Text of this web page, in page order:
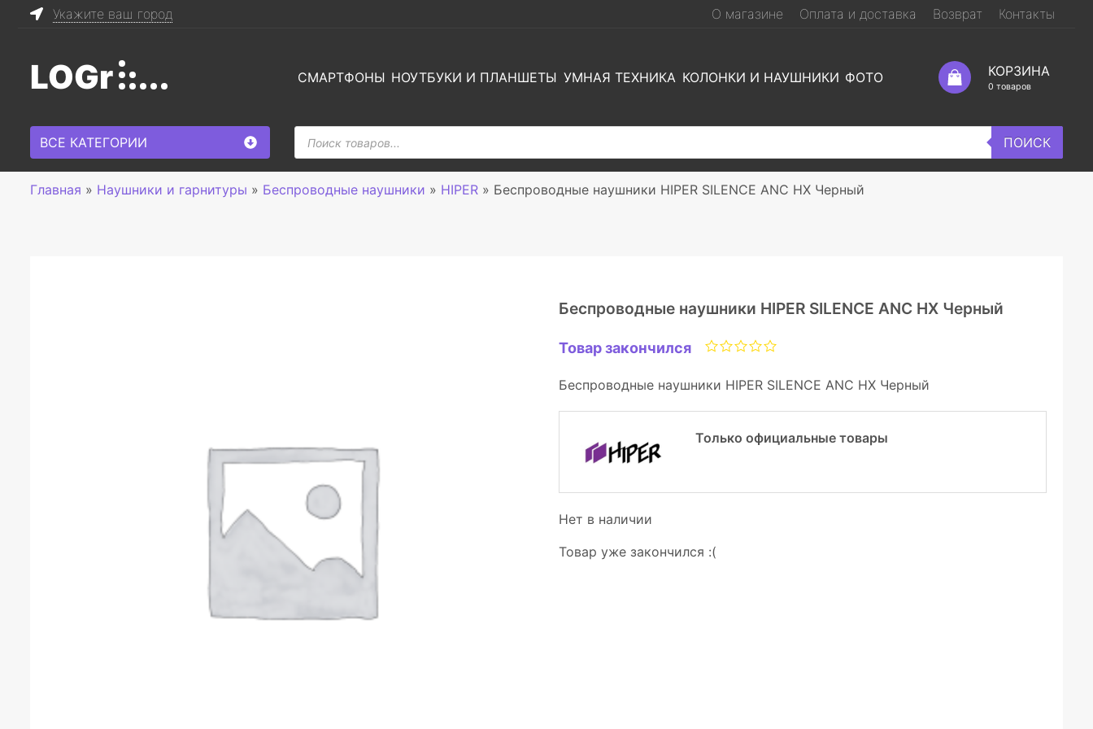
Укажите ваш город О магазине Оплата и доставка Возврат Контакты
LOGr СМАРТФОНЫ НОУТБУКИ И ПЛАНШЕТЫ УМНАЯ ТЕХНИКА КОЛОНКИ И НАУШНИКИ ФОТО КОРЗИНА
0 товаров
ВСЕ КАТЕГОРИИ
Поиск
товаров
ПОИСК
Главная » Наушники и гарнитуры » Беспроводные наушники » HIPER » Беспроводные наушники HIPER SILENCE ANC HX Черный
Беспроводные наушники HIPER SILENCE ANC HX Черный
Товар закончился
Беспроводные наушники HIPER SILENCE ANC HX Черный
Только официальные товары
Нет в наличии
Товар уже закончился :(